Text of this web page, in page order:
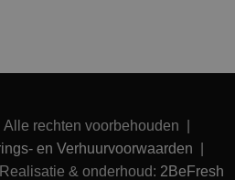
rechten voorbehouden |
en Verhuurvoorwaarden
Realisatie & onderhoud: 2BeFresh